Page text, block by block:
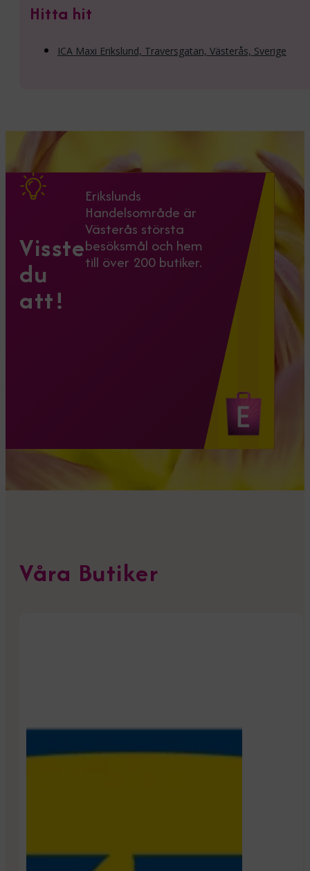
Hitta hit
ICA Maxi Erikslund, Traversgatan, Västerås, Sverige
Visste
du
att!
Erikslunds
Handelsområde är
Västerås största
besöksmål och hem
till över 200 butiker.
Våra Butiker